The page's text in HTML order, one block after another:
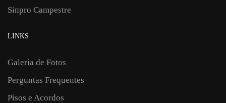
Sinpro Campestre
LINKS
Galeria de Fotos
Perguntas Frequentes
Pisos e Acordos